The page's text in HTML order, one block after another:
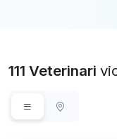
111 Veterinari